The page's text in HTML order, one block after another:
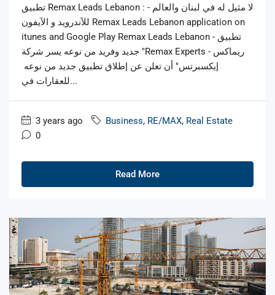
تطبيق Remax Leads Lebanon : لا مثيل له في لبنان والعالم -
للآندرويد و الآيفون Remax Leads Lebanon application on
itunes and Google Play Remax Leads Lebanon - تطبيق
جديد وفريد من نوعه يسر شركة "Remax Experts - ريماكس
إيكسبرتس" أن تعلن عن إطلاق تطبيق جديد من نوعه
للعقارات في...
3 years ago Business, RE/MAX, Real Estate
0
Read More